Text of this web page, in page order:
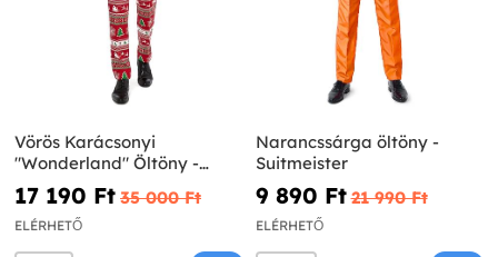
Vörös Karácsonyi
"Wonderland" Öltöny -
Opposuits
17 190 Ft‎ 35 000 Ft‎
ELÉRHETŐ
Narancssárga öltöny -
Suitmeister
9 890 Ft‎ 21 990 Ft‎
ELÉRHETŐ